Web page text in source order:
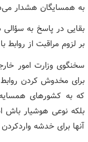
به همسایگان هشدار
بقایی در پاسخ به
بر لزوم مراقبت از روابط
سخنگوی وزارت امور
برای مخدوش کردن
که به کشورهای
بلکه نوعی هوشیار باش
آنها برای خدشه